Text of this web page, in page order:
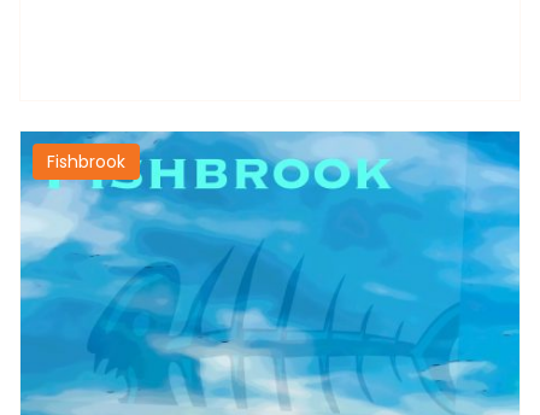
Fishbrook